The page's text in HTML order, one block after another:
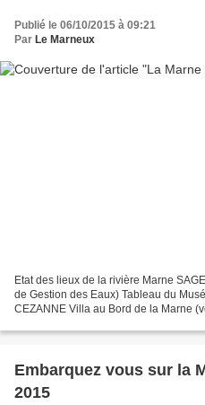
Publié le 06/10/2015 à 09:21
Par Le Marneux
Etat des lieux de la rivière Marne
de Gestion des Eaux) Tableau du
CEZANNE Villa au Bord de la Marne
Embarquez vous sur la
2015